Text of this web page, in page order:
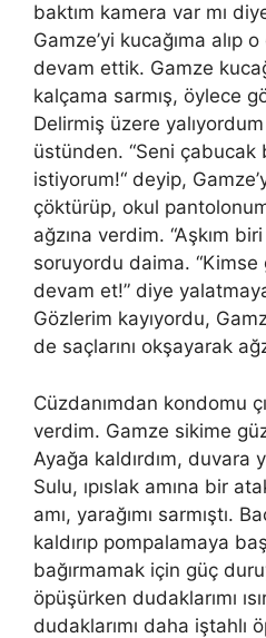
baktım kamera var mı
Gamze’yi kucağıma alıp
devam ettik. Gamze
kalçama sarmış, öylece
Delirmiş üzere
üstünden. “Seni çabucak
istiyorum!“ deyip,
çöktürüp, okul
ağzına verdim. “Aşkım
soruyordu daima.
devam et!” diye
Gözlerim kayıyordu,
de saçlarını okşayarak
Cüzdanımdan kondomu
verdim. Gamze sikime
Ayağa kaldırdım, duvara
Sulu, ıpıslak amına bir
amı, yarağımı sarmıştı.
kaldırıp pompalamaya
bağırmamak için güç
öpüşürken dudaklarımı
dudaklarımı daha iştahlı